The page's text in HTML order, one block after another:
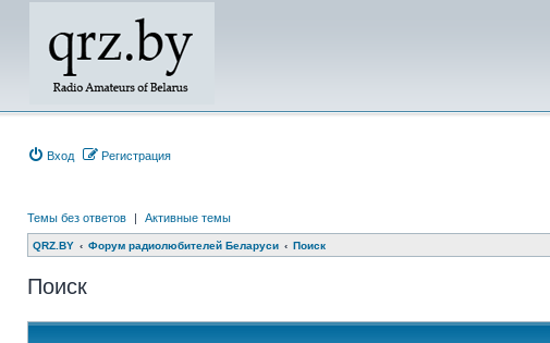
Вход Регистрация
Темы без ответов | Активные темы
QRZ.BY Форум радиолюбителей Беларуси Поиск
Поиск